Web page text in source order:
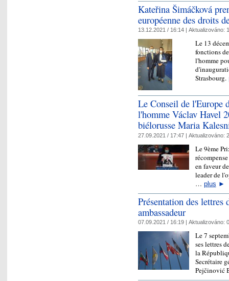
Kateřina Šimáčková
européenne des droits
13.12.2021 / 16:14 | Aktualizováno:
Le 13
fonctions
l'homme
Strasbourg.
Le Conseil de l'Europe
l'homme Václav Havel
biélorusse Maria
27.09.2021 / 17:47 | Aktualizováno:
Le 9ème
en faveur
leader de
… plus ►
Présentation des lettres
ambassadeur
07.09.2021 / 16:19 | Aktualizováno:
Le 7
ses lettres
la
Secrétaire
Pejčinović